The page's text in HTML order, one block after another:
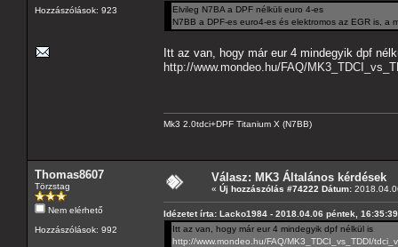
Hozzászólások: 923
Elvileg N7BA a DPF nélküli euro 4-es
N7BB a DPF-es euro4-es és elektromos az EGR is, a
Itt az van, hogy már eur 4 mindegyik dpf
http://www.mondeo.hu/FAQ/
Mk3 2.0tdci+DPF Titanium X (N7BB)
Thomas8607
Törzstag
Nem elérhető
Hozzászólások: 992
Válasz: MK3 Általános kérdések
« Új hozzászólás #74222 Dátum:
Idézetet írta: Lacko1984 - 2018.04.06 péntek, 16:35:39
Itt az van, hogy már eur 4 mindegyik dpf nélkül is
http://www.mondeo.hu/FAQ/MK3_TDCI_vs_TDDI/